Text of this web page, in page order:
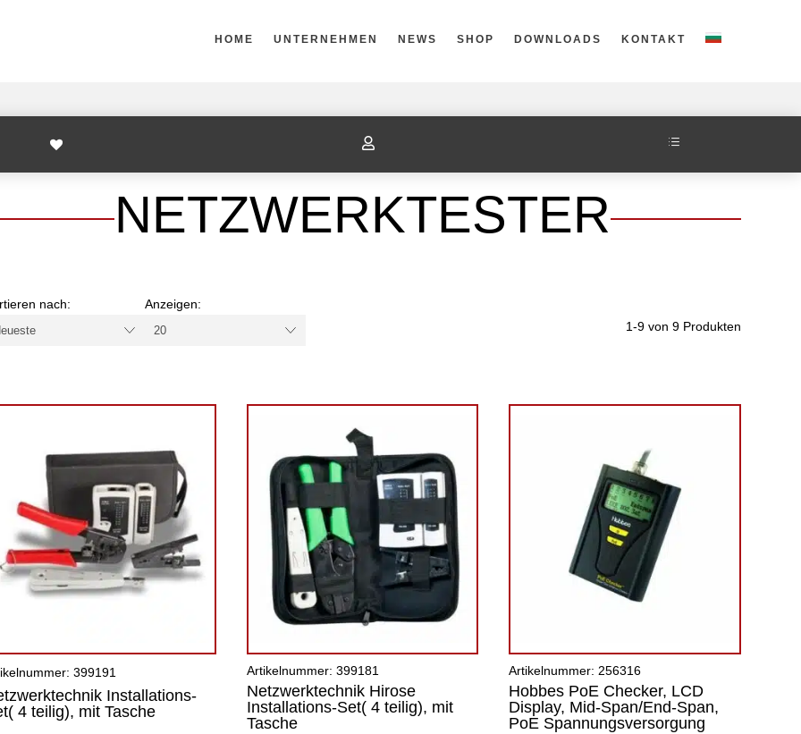
HOME UNTERNEHMEN NEWS SHOP DOWNLOADS KONTAKT
 d
NETZWERKTESTER
nach:
Anzeigen:
1-9 von 9 Produkten
399191
Installations-
4 teilig), mit Tasche
Artikelnummer: 399181
Netzwerktechnik Hirose
Installations-Set( 4 teilig), mit
Tasche
Artikelnummer: 256316
Hobbes PoE Checker, LCD
Display, Mid-Span/End-Span,
PoE Spannungsversorgung